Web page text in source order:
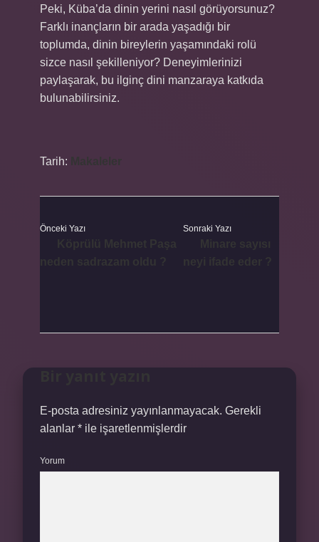
Peki, Küba’da dinin yerini nasıl görüyorsunuz?
Farklı inançların bir arada yaşadığı bir
toplumda, dinin bireylerin yaşamındaki rolü
sizce nasıl şekilleniyor? Deneyimlerinizi
paylaşarak, bu ilginç dini manzaraya katkıda
bulunabilirsiniz.
Tarih:
Önceki Yazı Sonraki Yazı
E-posta adresiniz yayınlanmayacak. Gerekli
alanlar * ile işaretlenmişlerdir
Yorum